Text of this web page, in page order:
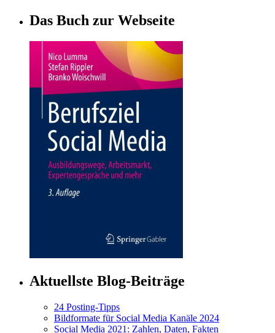
Das Buch zur Webseite
Aktuellste Blog-Beiträge
24 Posting-Tipps
Bildformate für Social Media Kanäle 2024
Social Media 2021: Zahlen, Daten, Fakten